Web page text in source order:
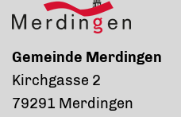
Gemeinde Merdingen
Kirchgasse 2
79291 Merdingen